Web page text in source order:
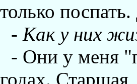
только
- Как у них
- Они у меня
годах.